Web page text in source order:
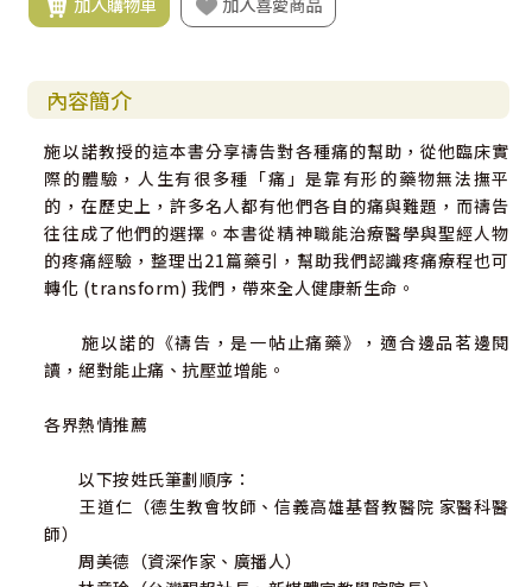
內容簡介
施以諾教授的這本書分享禱告對各種痛的幫助，從他臨床實
際的體驗，人生有很多種「痛」是靠有形的藥物無法撫平
的，在歷史上，許多名人都有他們各自的痛與難題，而禱告
往往成了他們的選擇。本書從精神職能治療醫學與聖經人物
的疼痛經驗，整理出21篇藥引，幫助我們認識疼痛療程也可
轉化 (transform) 我們，帶來全人健康新生命。
施以諾的《禱告，是一帖止痛藥》，適合邊品茗邊閱
讀，絕對能止痛、抗壓並增能。
各界熱情推薦
以下按姓氏筆劃順序：
王道仁（德生教會牧師、信義高雄基督教醫院 家醫科醫
師）
周美德（資深作家、廣播人）